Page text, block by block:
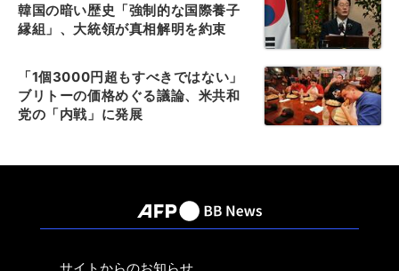
韓国の暗い歴史「強制的な国際養子
縁組」、大統領が真相解明を約束
「1個3000円超もすべきではない」
ブリトーの価格めぐる議論、米共和
党の「内戦」に発展